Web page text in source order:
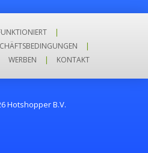
|
|
WERBEN | KONTAKT
Hotshopper B.V.